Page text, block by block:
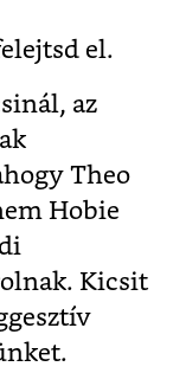
el.
az
Theo
Hobie
Kicsit